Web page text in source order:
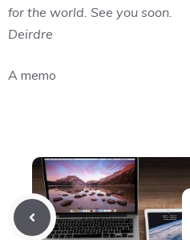
for the world. See you soon.
Deirdre
A memo